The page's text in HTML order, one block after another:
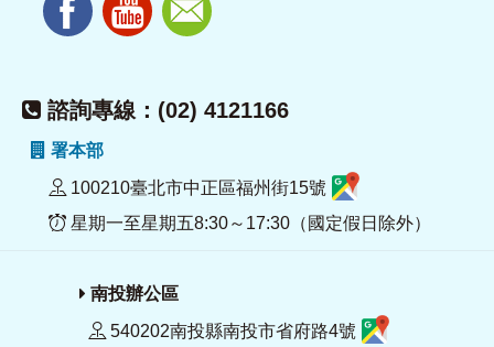
諮詢專線：(02) 4121166
署本部
100210臺北市中正區福州街15號
星期一至星期五8:30～17:30（國定假日除外）
南投辦公區
540202南投縣南投市省府路4號